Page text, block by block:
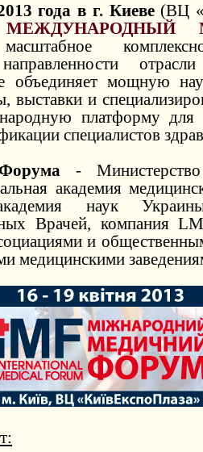
года в г. Киеве(ВЦ
отрасли
объединяет мощную
выставки и
платформу
специалистов
- Министерство
академия
наук
Врачей, компания
и
медицинскими